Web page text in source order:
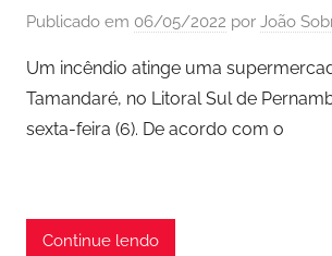
Publicado em 06/05/2022 por João
Um incêndio atinge uma
Tamandaré, no Litoral Sul de
sexta-feira (6). De acordo com o
Continue lendo